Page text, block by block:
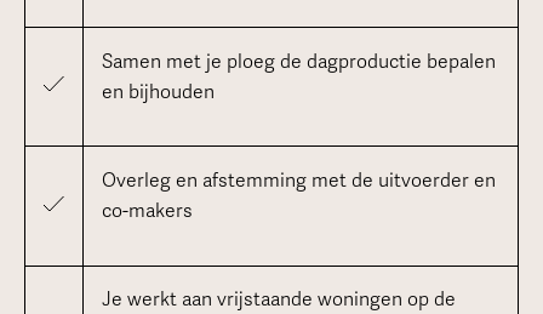
Samen met je ploeg de dagproductie bepalen
en bijhouden
Overleg en afstemming met de uitvoerder en
co-makers
Je werkt aan vrijstaande woningen op de